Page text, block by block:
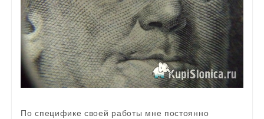
По специфике своей работы мне постоянно